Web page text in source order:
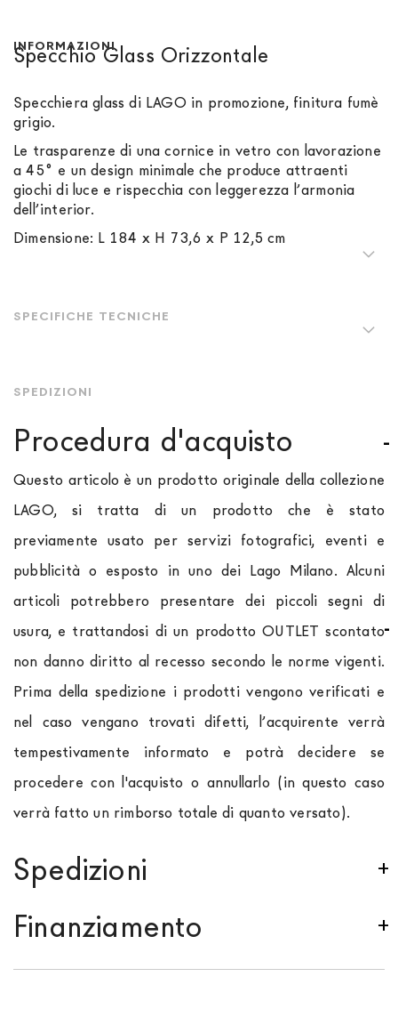
INFORMAZIONI
Specchio Glass Orizzontale
Specchiera glass di LAGO in promozione, finitura fumè
grigio.
Le trasparenze di una cornice in vetro con lavorazione
a 45° e un design minimale che produce attraenti
giochi di luce e rispecchia con leggerezza l’armonia
dell’interior.
Dimensione: L 184 x H 73,6 x P 12,5 cm
SPECIFICHE TECNICHE
SPEDIZIONI
Procedura d'acquisto
Questo articolo è un prodotto originale della collezione
LAGO, si tratta di un prodotto che è stato
previamente usato per servizi fotografici, eventi e
pubblicità o esposto in uno dei Lago Milano. Alcuni
articoli potrebbero presentare dei piccoli segni di
usura, e trattandosi di un prodotto OUTLET scontato
non danno diritto al recesso secondo le norme vigenti.
Prima della spedizione i prodotti vengono verificati e
nel caso vengano trovati difetti, l’acquirente verrà
tempestivamente informato e potrà decidere se
procedere con l'acquisto o annullarlo (in questo caso
verrà fatto un rimborso totale di quanto versato).
Spedizioni
Forniture Europaègratuita in Italia
, invece è
Finanziamento